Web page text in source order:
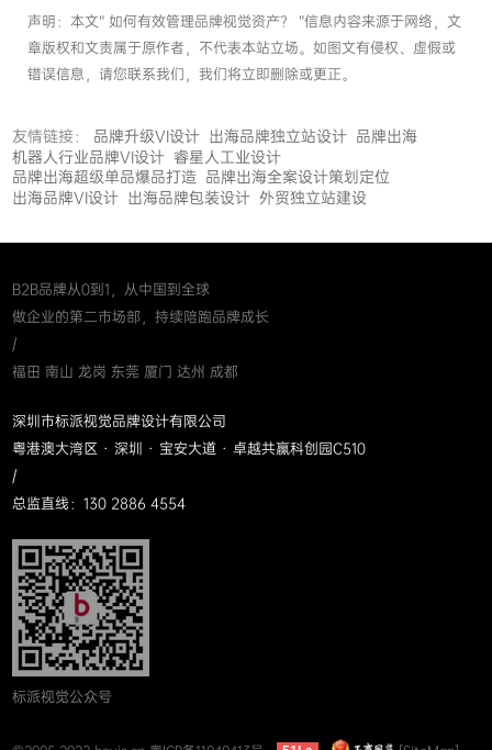
声明：本文“ 如何有效管理品牌视觉资产？ ”信息内容来源于网络，文
章版权和文责属于原作者，不代表本站立场。如图文有侵权、虚假或
错误信息，请您联系我们，我们将立即删除或更正。
友情链接： 品牌升级VI设计 出海品牌独立站设计 品牌出海
机器人行业品牌VI设计 睿星人工业设计
品牌出海超级单品爆品打造 品牌出海全案设计策划定位
出海品牌VI设计 出海品牌包装设计 外贸独立站建设
B2B品牌从0到1，从中国到全球
做企业的第二市场部，持续陪跑品牌成长
/
福田 南山 龙岗 东莞 厦门 达州 成都
深圳市标派视觉品牌设计有限公司
粤港澳大湾区 · 深圳 · 宝安大道 · 卓越共赢科创园C510
/
总监直线：130 2886 4554
标派视觉公众号